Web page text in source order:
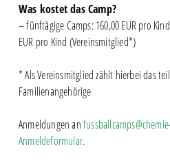
Was kostet das Camp?
– fünftägige Camps: 160,00 EUR pro
EUR pro Kind (Vereinsmitglied*)
* Als Vereinsmitglied zählt hierbei das
Familienangehörige
Anmeldungen an
Anmeldeformular.